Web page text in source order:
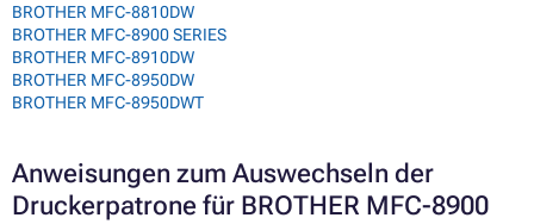
BROTHER MFC-8810DW
BROTHER MFC-8900 SERIES
BROTHER MFC-8910DW
BROTHER MFC-8950DW
BROTHER MFC-8950DWT
Anweisungen zum Auswechseln der
Druckerpatrone für BROTHER MFC-8900